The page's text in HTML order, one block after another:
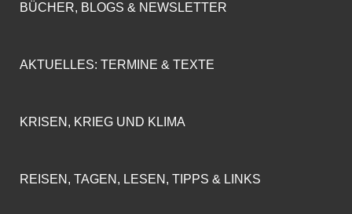
BÜCHER, BLOGS & NEWSLETTER
AKTUELLES: TERMINE & TEXTE
KRISEN, KRIEG UND KLIMA
REISEN, TAGEN, LESEN, TIPPS & LINKS